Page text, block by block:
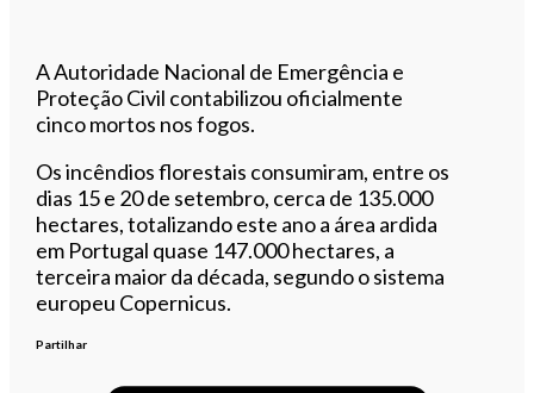
A Autoridade Nacional de Emergência e
Proteção Civil contabilizou oficialmente
cinco mortos nos fogos.
Os incêndios florestais consumiram, entre os
dias 15 e 20 de setembro, cerca de 135.000
hectares, totalizando este ano a área ardida
em Portugal quase 147.000 hectares, a
terceira maior da década, segundo o sistema
europeu Copernicus.
Partilhar